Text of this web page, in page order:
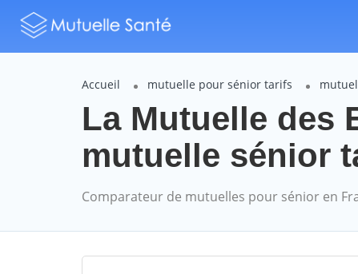
Accueil mutuelle pour sénior tarifs
La Mutuelle des
mutuelle sénior
Comparateur de mutuelles pour sénior en